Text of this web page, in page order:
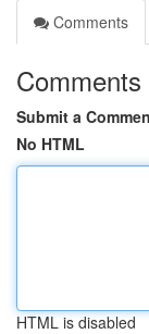
Comments
Comments
Submit a
No HTML
HTML is disabled